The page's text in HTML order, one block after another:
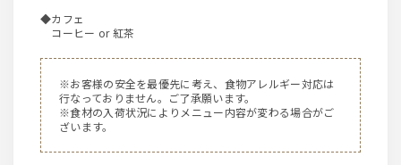
◆カフェ
コーヒー or 紅茶
※お客様の安全を最優先に考え、食物アレルギー対応は
行なっておりません。ご了承願います。
※食材の入荷状況によりメニュー内容が変わる場合がご
ざいます。